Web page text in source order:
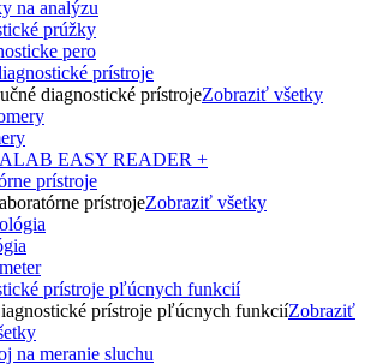
prúžky
prístroje
diagnostické prístrojeZobraziť všetky
prístroje
prístrojeZobraziť všetky
prístroje pľúcnych funkcií
prístroje pľúcnych funkciíZobraziť